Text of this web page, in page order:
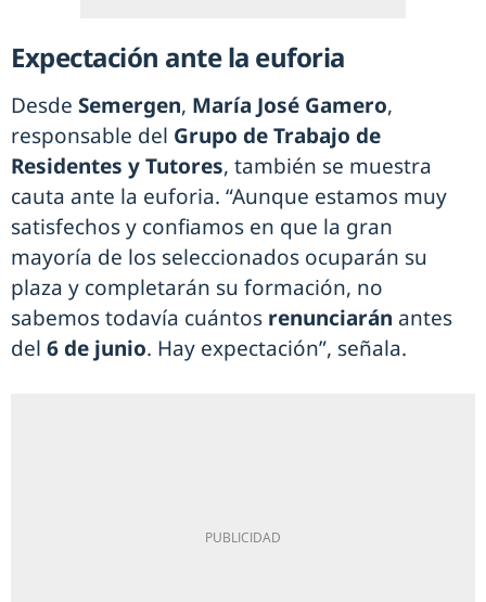
Expectación ante la euforia
Desde Semergen, María José Gamero,
responsable del Grupo de Trabajo de
Residentes y Tutores, también se muestra
cauta ante la euforia. “Aunque estamos muy
satisfechos y confiamos en que la gran
mayoría de los seleccionados ocuparán su
plaza y completarán su formación, no
sabemos todavía cuántos renunciarán antes
del 6 de junio. Hay expectación”, señala.